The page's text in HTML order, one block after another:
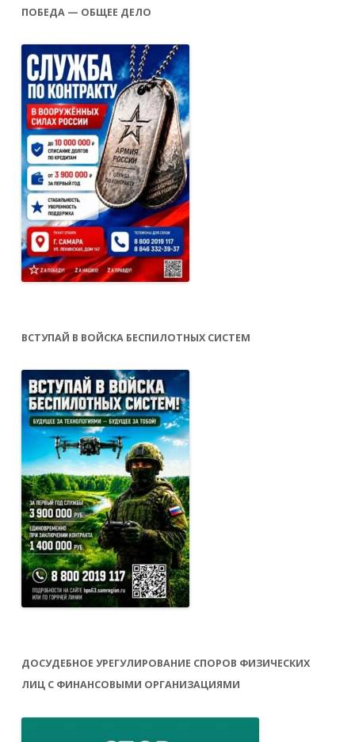
ПОБЕДА — ОБЩЕЕ ДЕЛО
ВСТУПАЙ В ВОЙСКА БЕСПИЛОТНЫХ СИСТЕМ
ДОСУДЕБНОЕ УРЕГУЛИРОВАНИЕ СПОРОВ ФИЗИЧЕСКИХ
ЛИЦ С ФИНАНСОВЫМИ ОРГАНИЗАЦИЯМИ